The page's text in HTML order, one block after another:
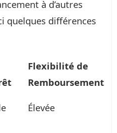
à d’autres
quelques différences
Flexibilité de
Remboursement
Élevée